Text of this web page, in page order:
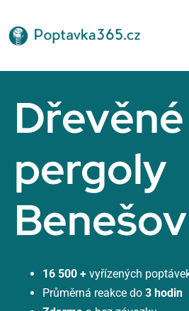
na
obsah
Dřevěné
pergoly
Benešov
16 500 + vyřízených
Průměrná reakce do 3 hodin